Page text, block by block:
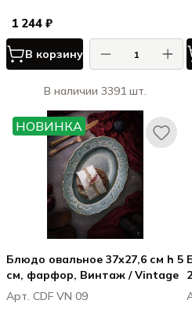
1 244 ₽
В корзину
В наличии 3391 шт.
НОВИНКА
Блюдо овальное 37x27,6 см h 5
см, фарфор, Винтаж / Vintage
Арт. CDF VN 09